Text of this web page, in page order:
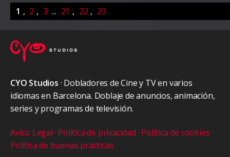
1 , 2 , 3 ... 21 , 22 , 23
CYO Studios · Dobladores de Cine y TV en varios
idiomas en Barcelona. Doblaje de anuncios, animación,
series y programas de televisión.
Aviso Legal · Política de privacidad · Política de cookies ·
Política de buenas practicas